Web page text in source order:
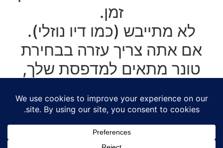
זמן.
לא מתייבש (כמו דיו נוזלי).
אם אתה צריך עזרה בבחירת
טונר מתאים למדפסת שלך,
המדפסת. ונזמין לך